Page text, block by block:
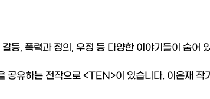
등, 폭력과 정의, 우정 등 다양한 이야기들이 숨어
유하는 전작으로 <TEN>이 있습니다. 이은재